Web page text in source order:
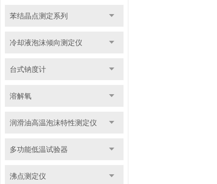
苯结晶点测定系列
冷却液泡沫倾向测定仪
台式钠度计
溶解氧
润滑油高温泡沫特性测定仪
多功能低温试验器
沸点测定仪